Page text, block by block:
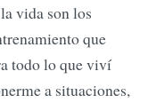
vida son los
que
todo lo que viví
a situaciones,